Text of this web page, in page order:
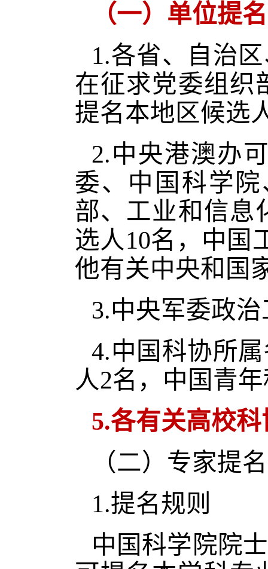
（一）单位提名
1.各省、自治
在征求党委组织
提名本地区候选
2.中央港澳办
委、中国科学
部、工业和信息
选人10名，中国
他有关中央和国
3.中央军委政
4.中国科协所
人2名，中国青
5.各有关高校
（二）专家提名
1.提名规则
中国科学院院